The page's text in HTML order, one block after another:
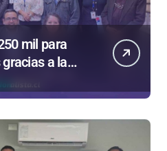
mil para
a la